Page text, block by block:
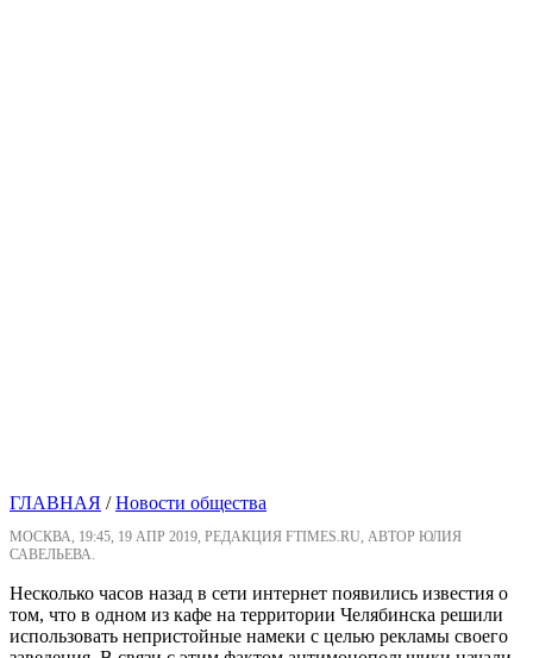
ГЛАВНАЯ /Новости общества
МОСКВА, 19:45, 19 АПР 2019, РЕДАКЦИЯ FTIMES.RU, АВТОР ЮЛИЯ
САВЕЛЬЕВА.
Несколько часов назад в сети интернет появились известия о
том, что в одном из кафе на территории Челябинска решили
использовать непристойные намеки с целью рекламы своего